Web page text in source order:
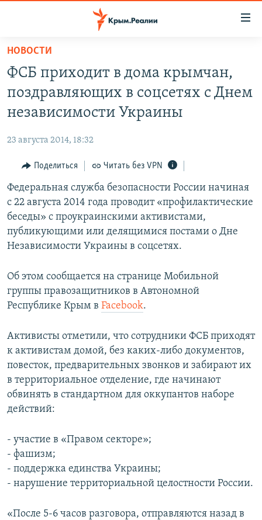
Вернуться
основному
содержанию
Вернутся
главной
навигации
Вернутся
поиску
СПЕЦПРОЕКТЫ
11 ЛЕТ ОККУПАЦИИ КРЫМА. 11 ИСТОРИЙ СОПРОТИВЛЕНИЯ
ЕЩЕ
ИНТЕРАКТИВ
ИНФОГРАФИКА
ТЕЛЕПРОЕКТ КРЫМ.РЕАЛИИ
СОВЕТЫ ПРАВОЗАЩИТНИКОВ
ПРОПАВШИЕ БЕЗ ВЕСТИ
ПОБЕДИТЕЛЕЙ НЕ СУДЯТ?
КРЫМ.НЕПОКОРЕННЫЙ
УКРАИНСКАЯ ПРОБЛЕМА КРЫМА
РАДІО СВОБОДА
КАК ОБОЙТИ БЛОКИРОВКУ
Українською
Qırımtatar
ПРИСОЕДИНЯЙТЕСЬ!
Все сайты RFE/RL
НОВОСТИ
ФСБ приходит в дома крымчан,
поздравляющих в соцсетях с Днем
независимости Украины
23 августа 2014, 18:32
Поделиться Читать без VPN
Федеральная служба безопасности России начиная
с 22 августа 2014 года проводит «профилактические
беседы» с проукраинскими активистами,
публикующими или делящимися постами о Дне
Независимости Украины в соцсетях.
Об этом сообщается на странице Мобильной
группы правозащитников в Автономной
Республике Крым в Facebook.
Активисты отметили, что сотрудники ФСБ приходят
к активистам домой, без каких-либо документов,
повесток, предварительных звонков и забирают их
в территориальное отделение, где начинают
обвинять в стандартном для оккупантов наборе
действий:
- участие в «Правом секторе»;
- фашизм;
- поддержка единства Украины;
- нарушение территориальной целостности России.
«После 5-6 часов разговора, отправляются назад в